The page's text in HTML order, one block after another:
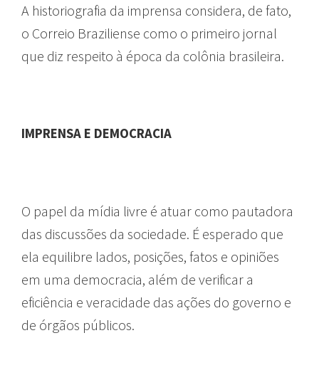
A historiografia da imprensa considera, de fato,
o Correio Braziliense como o primeiro jornal
que diz respeito à época da colônia brasileira.
IMPRENSA E DEMOCRACIA
O papel da mídia livre é atuar como pautadora
das discussões da sociedade. É esperado que
ela equilibre lados, posições, fatos e opiniões
em uma democracia, além de verificar a
eficiência e veracidade das ações do governo e
de órgãos públicos.